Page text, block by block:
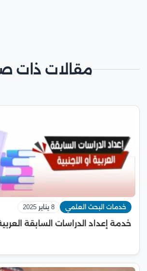
مقالات ذات
خدمات البحث العلمي 8 يناير 2025
خدمة إعداد الدراسات السابقة